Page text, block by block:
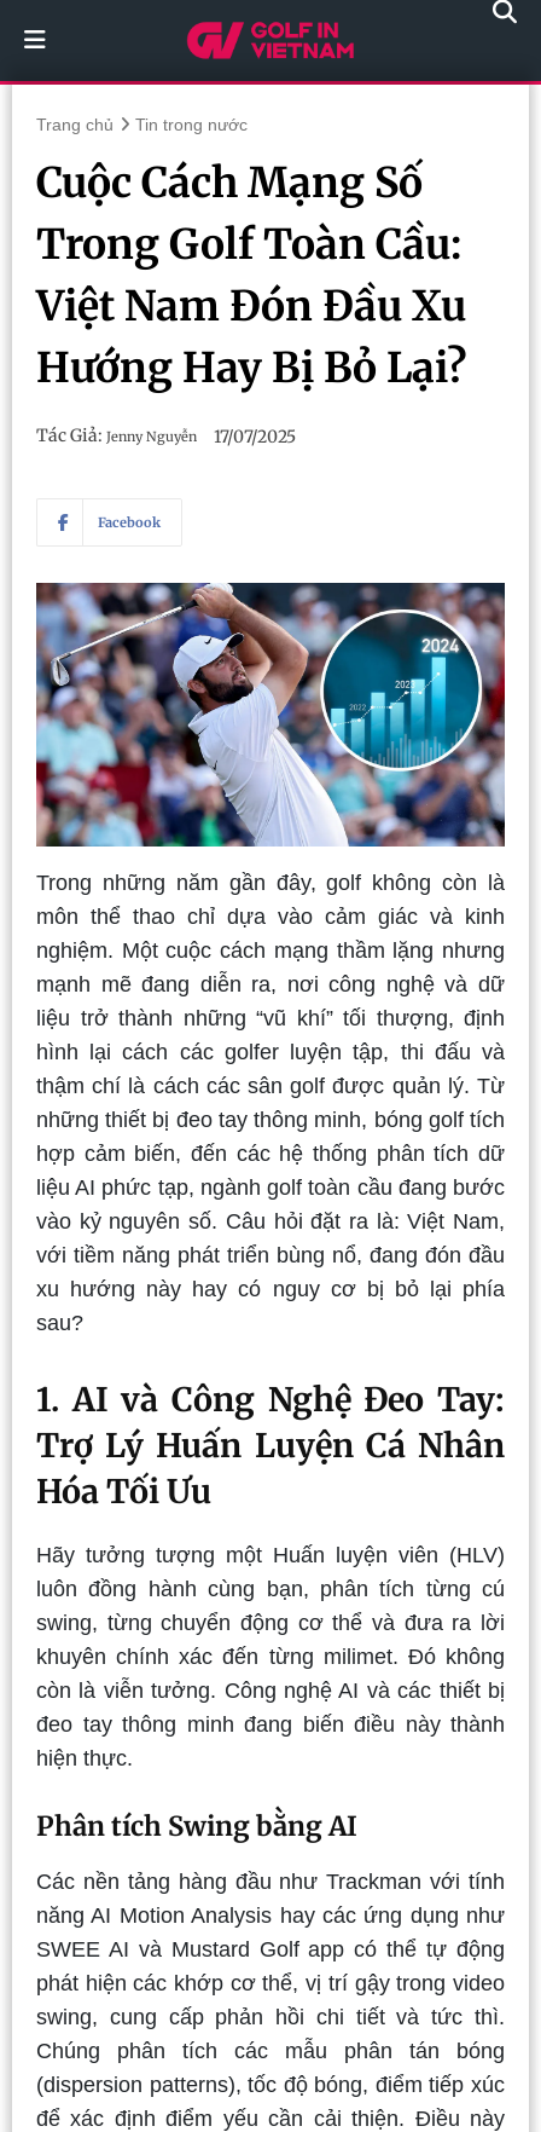
Trang chủ Tin trong nước
Cuộc Cách Mạng Số
Trong Golf Toàn Cầu:
Việt Nam Đón Đầu Xu
Hướng Hay Bị Bỏ Lại?
Tác Giả: Jenny Nguyễn 17/07/2025
Facebook
Trong những năm gần đây, golf không còn là
môn thể thao chỉ dựa vào cảm giác và kinh
nghiệm. Một cuộc cách mạng thầm lặng nhưng
mạnh mẽ đang diễn ra, nơi công nghệ và dữ
liệu trở thành những “vũ khí” tối thượng, định
hình lại cách các golfer luyện tập, thi đấu và
thậm chí là cách các sân golf được quản lý. Từ
những thiết bị đeo tay thông minh, bóng golf tích
hợp cảm biến, đến các hệ thống phân tích dữ
liệu AI phức tạp, ngành golf toàn cầu đang bước
vào kỷ nguyên số. Câu hỏi đặt ra là: Việt Nam,
với tiềm năng phát triển bùng nổ, đang đón đầu
xu hướng này hay có nguy cơ bị bỏ lại phía
sau?
1. AI và Công Nghệ Đeo Tay:
Trợ Lý Huấn Luyện Cá Nhân
Hóa Tối Ưu
Hãy tưởng tượng một Huấn luyện viên (HLV)
luôn đồng hành cùng bạn, phân tích từng cú
swing, từng chuyển động cơ thể và đưa ra lời
khuyên chính xác đến từng milimet. Đó không
còn là viễn tưởng. Công nghệ AI và các thiết bị
đeo tay thông minh đang biến điều này thành
hiện thực.
Phân tích Swing bằng AI
Các nền tảng hàng đầu như Trackman với tính
năng AI Motion Analysis hay các ứng dụng như
SWEE AI và Mustard Golf app có thể tự động
phát hiện các khớp cơ thể, vị trí gậy trong video
swing, cung cấp phản hồi chi tiết và tức thì.
Chúng phân tích các mẫu phân tán bóng
(dispersion patterns), tốc độ bóng, điểm tiếp xúc
để xác định điểm yếu cần cải thiện. Điều này